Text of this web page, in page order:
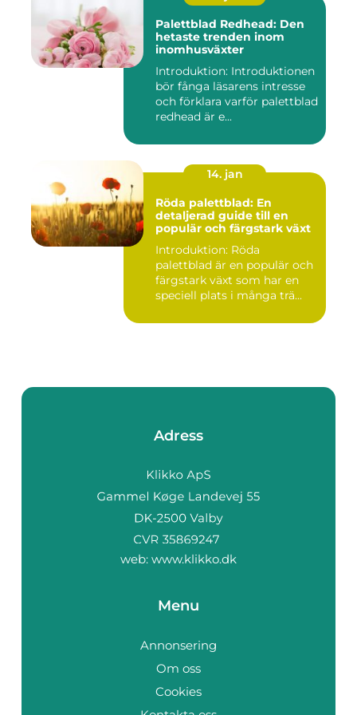
Palettblad Redhead: Den
hetaste trenden inom
inomhusväxter
Introduktion: Introduktionen
bör fånga läsarens intresse
och förklara varför palettblad
redhead är e...
14. jan
Röda palettblad: En
detaljerad guide till en
populär och färgstark växt
Introduktion: Röda
palettblad är en populär och
färgstark växt som har en
speciell plats i många trä...
Adress
web: www.klikko.dk
Menu
Annonsering
Om oss
Cookies